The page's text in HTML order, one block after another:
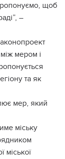
щоб
–
мером і
та як
мер, який
міську
міської